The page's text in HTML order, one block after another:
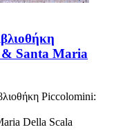
& Santa Maria
Piccolomini:
Della Scala